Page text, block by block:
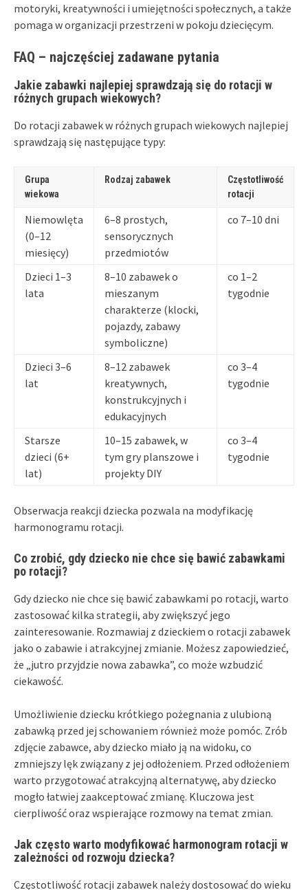
motoryki, kreatywności i umiejętności społecznych, a także
pomaga w organizacji przestrzeni w pokoju dziecięcym.
FAQ – najczęściej zadawane pytania
Jakie zabawki najlepiej sprawdzają się do rotacji w
różnych grupach wiekowych?
Do rotacji zabawek w różnych grupach wiekowych najlepiej
sprawdzają się następujące typy:
Grupa
wiekowa
Rodzaj zabawek
Częstotliwość
rotacji
Niemowlęta
(0–12
miesięcy)
6–8 prostych,
sensorycznych
przedmiotów
co 7–10 dni
Dzieci 1–3
lata
8–10 zabawek o
mieszanym
charakterze (klocki,
pojazdy, zabawy
symboliczne)
co 1–2
tygodnie
Dzieci 3–6
lat
8–12 zabawek
kreatywnych,
konstrukcyjnych i
edukacyjnych
co 3–4
tygodnie
Starsze
dzieci (6+
lat)
10–15 zabawek, w
tym gry planszowe i
projekty DIY
co 3–4
tygodnie
Obserwacja reakcji dziecka pozwala na modyfikację
harmonogramu rotacji.
Co zrobić, gdy dziecko nie chce się bawić zabawkami
po rotacji?
Gdy dziecko nie chce się bawić zabawkami po rotacji, warto
zastosować kilka strategii, aby zwiększyć jego
zainteresowanie. Rozmawiaj z dzieckiem o rotacji zabawek
jako o zabawie i atrakcyjnej zmianie. Możesz zapowiedzieć,
że „jutro przyjdzie nowa zabawka”, co może wzbudzić
ciekawość.
Umożliwienie dziecku krótkiego pożegnania z ulubioną
zabawką przed jej schowaniem również może pomóc. Zrób
zdjęcie zabawce, aby dziecko miało ją na widoku, co
zmniejszy lęk związany z jej odłożeniem. Przed odłożeniem
warto przygotować atrakcyjną alternatywę, aby dziecko
mogło łatwiej zaakceptować zmianę. Kluczowa jest
cierpliwość oraz wspierające rozmowy na temat zmian.
Jak często warto modyfikować harmonogram rotacji w
zależności od rozwoju dziecka?
Częstotliwość rotacji zabawek należy dostosować do wieku